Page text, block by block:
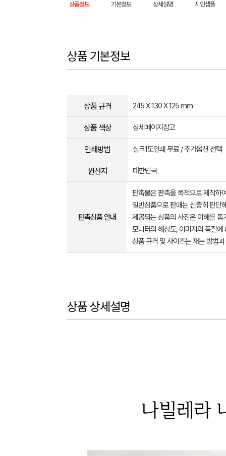
상품정보 기본정보 상세설명 시안샘플
상품 기본정보
상품 규격 245 X 130 X 125 mm
상품 색상 상세페이지참고
인쇄방법 실크1도인쇄 무료 / 추가옵션 선택
원산지 대한민국
판촉상품 안내
판촉물은 판촉을 목적으로 제작하
일반상품으로 판매는 신중히 판단
제공되는 상품의 사진은 이해를
모니터의 해상도, 이미지의 품질
상품 규격 및 사이즈는 재는 방법
상품 상세설명